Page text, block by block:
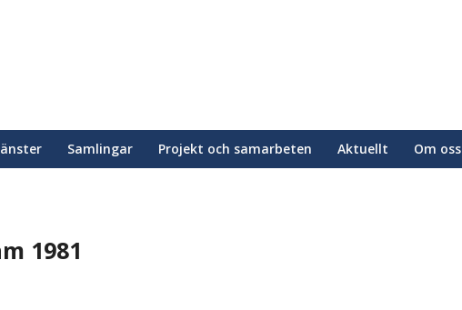
Samlingar Projekt och samarbeten Aktuellt Om oss
1981